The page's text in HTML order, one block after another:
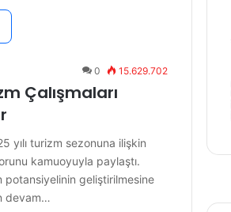
0 15.629.702
Çalışmaları
yılı turizm sezonuna ilişkin
kamuoyuyla paylaştı.
potansiyelinin geliştirilmesine
devam…